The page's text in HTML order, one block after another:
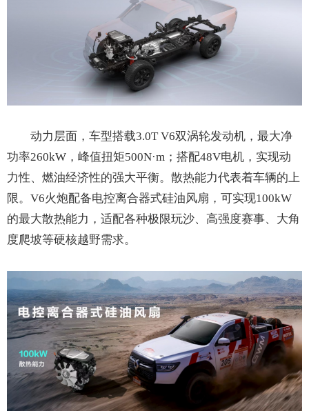
动力层面，车型搭载3.0T V6双涡轮发动机，最大净
功率260kW，峰值扭矩500N·m；搭配48V电机，实现动
力性、燃油经济性的强大平衡。散热能力代表着车辆的上
限。V6火炮配备电控离合器式硅油风扇，可实现100kW
的最大散热能力，适配各种极限玩沙、高强度赛事、大角
度爬坡等硬核越野需求。